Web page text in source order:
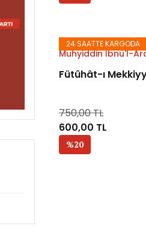
24 SAATTE KARGODA
Muhyiddin İbnü'l-
Fütûhât-ı
750,00 TL
600,00 TL
%20